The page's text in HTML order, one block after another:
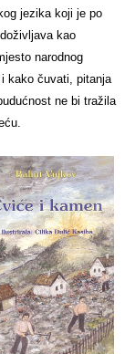
jezika koji je po
kao
narodnog
kako čuvati, pitanja
ne bi tražila